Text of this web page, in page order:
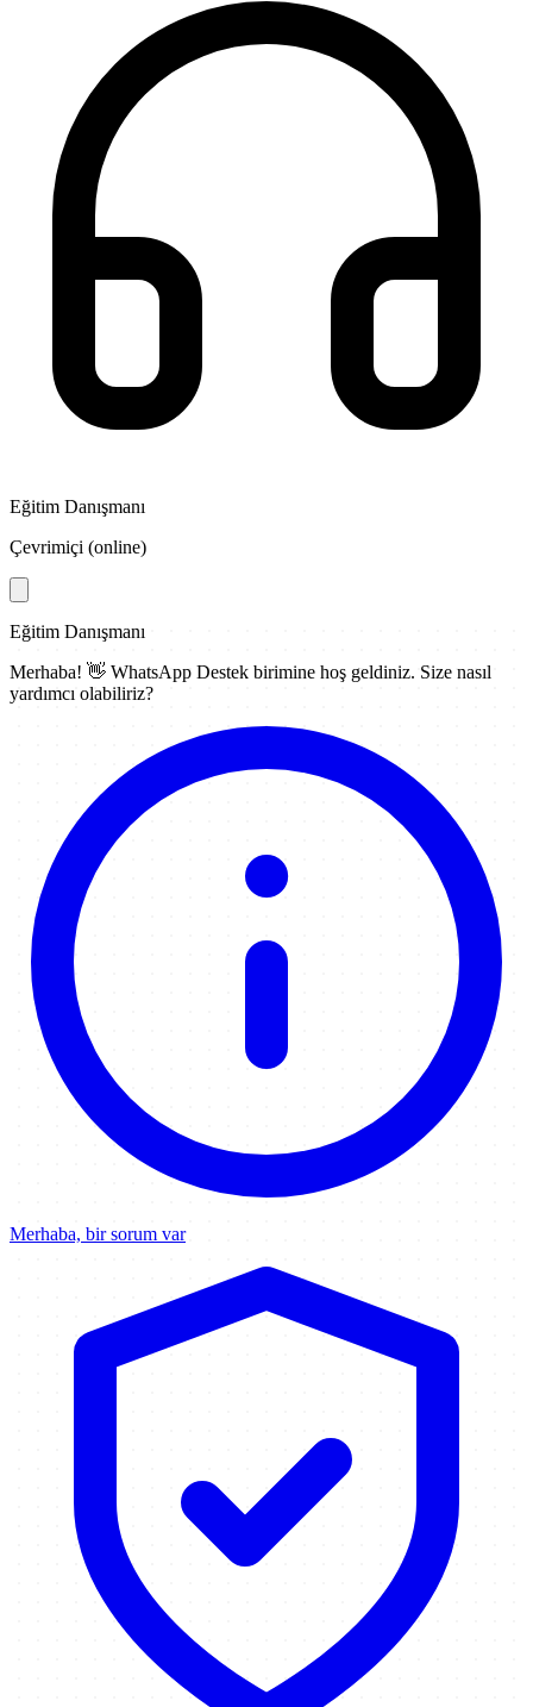
Eğitim Danışmanı
Çevrimiçi (online)
Eğitim Danışmanı
Merhaba! 👋 WhatsApp Destek birimine hoş geldiniz. Size nasıl
yardımcı olabiliriz?
Merhaba, bir sorum var